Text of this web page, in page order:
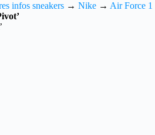
infos sneakers → Nike → Air Force 1